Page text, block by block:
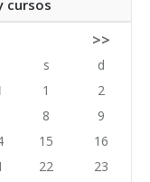
cursos
>>
s
d
1
2
8
9
15
16
22
23